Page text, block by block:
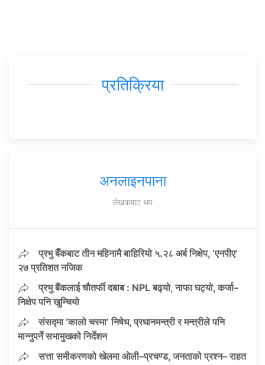
प्रतिक्रिया
अनलाइनपाना
लेखकबाट थप
प्रभु बैँकबाट तीन महिनामै बाहिरियो ५.२८ अर्ब निक्षेप, ‘एनपीए’
२७ प्रतिशत नजिक
प्रभु बैंकलाई चौतर्फी दबाब : NPL बढ्यो, नाफा घट्यो, कर्जा–
निक्षेप पनि खुम्चियो
संसद्मा ‘कालो चस्मा’ निषेध, प्रधानमन्त्री र मन्त्रीले पनि
मान्नुपर्ने सभामुखको निर्देशन
सत्ता समीकरणको खेलमा ओली–प्रचण्ड, जनताको प्रश्न– राहत